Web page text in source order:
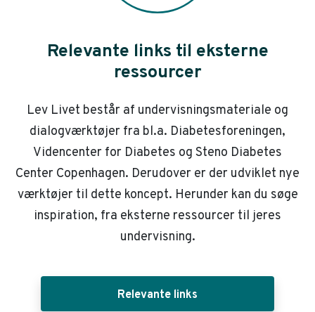
Relevante links til eksterne
ressourcer
Lev Livet består af undervisningsmateriale og
dialogværktøjer fra bl.a. Diabetesforeningen,
Videncenter for Diabetes og Steno Diabetes
Center Copenhagen. Derudover er der udviklet nye
værktøjer til dette koncept. Herunder kan du søge
inspiration, fra eksterne ressourcer til jeres
undervisning.
Relevante links